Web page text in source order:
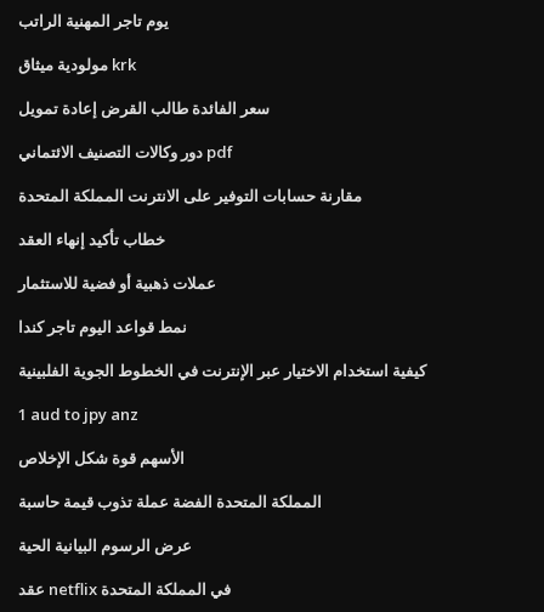
يوم تاجر المهنية الراتب
مولودية ميثاق krk
سعر الفائدة طالب القرض إعادة تمويل
دور وكالات التصنيف الائتماني pdf
مقارنة حسابات التوفير على الانترنت المملكة المتحدة
خطاب تأكيد إنهاء العقد
عملات ذهبية أو فضية للاستثمار
نمط قواعد اليوم تاجر كندا
كيفية استخدام الاختيار عبر الإنترنت في الخطوط الجوية الفلبينية
1 aud to jpy anz
الأسهم قوة شكل الإخلاص
المملكة المتحدة الفضة عملة تذوب قيمة حاسبة
عرض الرسوم البيانية الحية
عقد netflix في المملكة المتحدة